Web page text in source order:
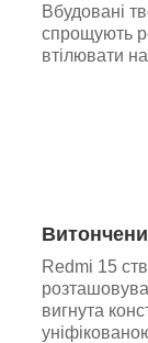
Вбудовані
спрощують
втілювати
Redmi 15
вигнута